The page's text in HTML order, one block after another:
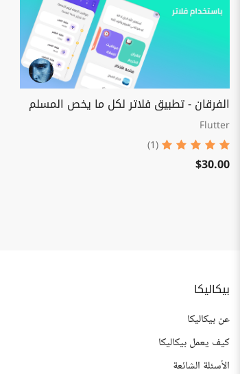
الفرقان - تطبيق فلاتر لكل ما يخص المسلم
Flutter
(1)
$30.00
بيكاليكا
عن بيكاليكا
كيف يعمل بيكاليكا
الأسئلة الشائعة